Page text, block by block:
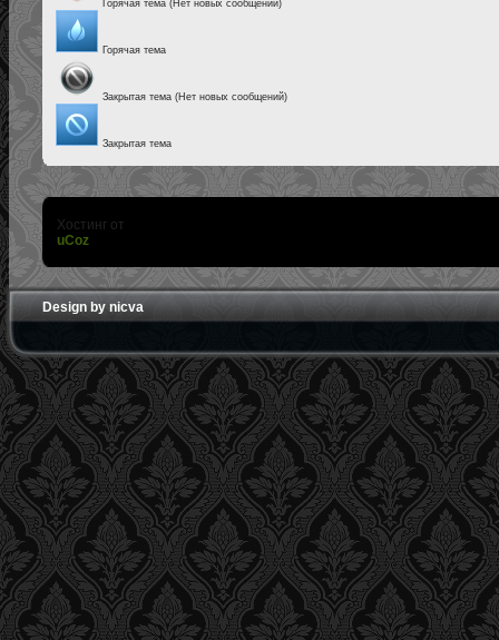
Горячая тема (Нет новых сообщений)
Горячая тема
Закрытая тема (Нет новых сообщений)
Закрытая тема
Хостинг от
uCoz
Design by nicva